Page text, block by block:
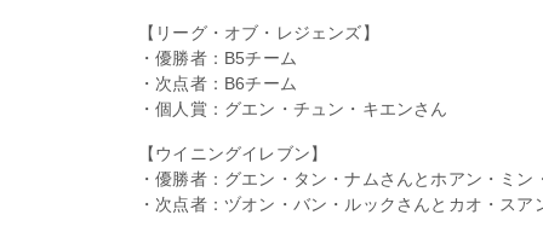
【リーグ・オブ・レジェンズ】
・優勝者：B5チーム
・次点者：B6チーム
・個人賞：グエン・チュン・キエンさん
【ウイニングイレブン】
・優勝者：グエン・タン・ナムさんとホアン・ミン
・次点者：ヅオン・バン・ルックさんとカオ・スア